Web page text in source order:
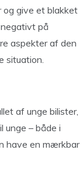
og give et blakket
på
aspekter af den
situation.
af unge bilister,
unge – både i
have en mærkbar